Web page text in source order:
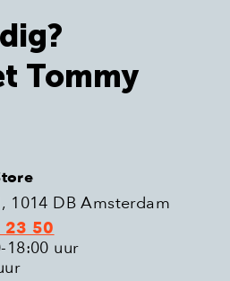
Tommy
1014 DB Amsterdam
23 50
uur